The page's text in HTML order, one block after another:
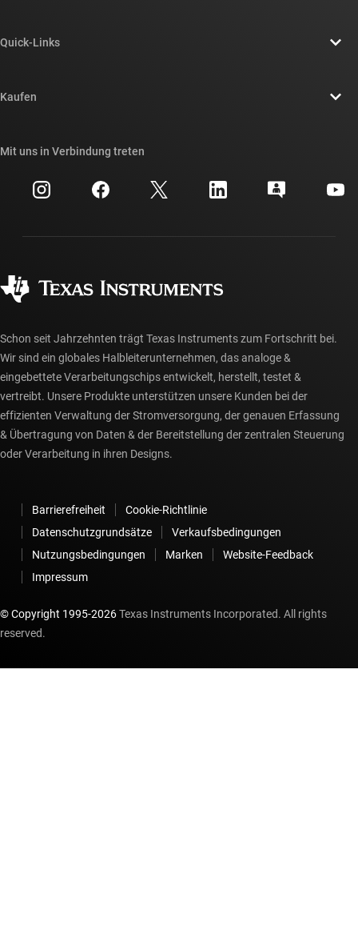
Newsroom
Investorenbeziehungen
Fertigung
Quick-Links
Querverweis-Suche
Kundensupportzentrum
myTI-Konto FAQs
Kaufen
Häufig gestellte Fragen zu Bestellungen
Mit uns in Verbindung treten
Schon seit Jahrzehnten trägt Texas Instruments zum Fortschritt bei.
Wir sind ein globales Halbleiterunternehmen, das analoge &
eingebettete Verarbeitungschips entwickelt, herstellt, testet &
vertreibt. Unsere Produkte unterstützen unsere Kunden bei der
effizienten Verwaltung der Stromversorgung, der genauen Erfassung
& Übertragung von Daten & der Bereitstellung der zentralen Steuerung
oder Verarbeitung in ihren Designs.
Barrierefreiheit
Cookie-Richtlinie
Datenschutzgrundsätze
Verkaufsbedingungen
Nutzungsbedingungen
Marken
Website-Feedback
Impressum
© Copyright 1995-2026Texas Instruments Incorporated. All rights
reserved.